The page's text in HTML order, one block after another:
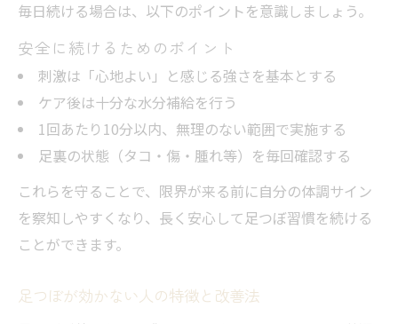
毎日続ける場合は、以下のポイントを意識しましょう。
安全に続けるためのポイント
刺激は「心地よい」と感じる強さを基本とする
ケア後は十分な水分補給を行う
1回あたり10分以内、無理のない範囲で実施する
足裏の状態（タコ・傷・腫れ等）を毎回確認する
これらを守ることで、限界が来る前に自分の体調サイン
を察知しやすくなり、長く安心して足つぼ習慣を続ける
ことができます。
足つぼが効かない人の特徴と改善法